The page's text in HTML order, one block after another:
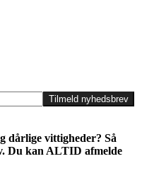
Tilmeld nyhedsbrev
dårlige vittigheder? Så
Du kan ALTID afmelde